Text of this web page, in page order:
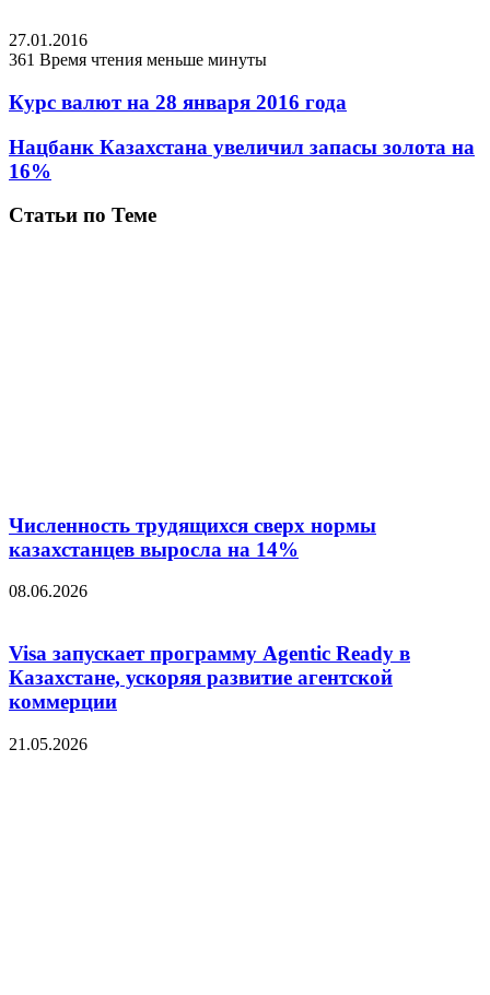
27.01.2016
361 Время чтения меньше минуты
Курс валют на 28 января 2016 года
Нацбанк Казахстана увеличил запасы золота на
16%
Статьи по Теме
Численность трудящихся сверх нормы
казахстанцев выросла на 14%
08.06.2026
Visa запускает программу Agentic Ready в
Казахстане, ускоряя развитие агентской
коммерции
21.05.2026